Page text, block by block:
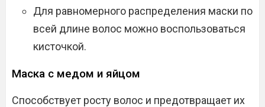
Для равномерного распределения маски по
всей длине волос можно воспользоваться
кисточкой.
Маска с медом и яйцом
Способствует росту волос и предотвращает их